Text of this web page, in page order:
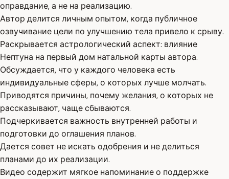
оправдание, а не на реализацию.
Автор делится личным опытом, когда публичное
озвучивание цели по улучшению тела привело к срыву.
Раскрывается астрологический аспект: влияние
Нептуна на первый дом натальной карты автора.
Обсуждается, что у каждого человека есть
индивидуальные сферы, о которых лучше молчать.
Приводятся причины, почему желания, о которых не
рассказывают, чаще сбываются.
Подчеркивается важность внутренней работы и
подготовки до оглашения планов.
Дается совет не искать одобрения и не делиться
планами до их реализации.
Видео содержит мягкое напоминание о поддержке